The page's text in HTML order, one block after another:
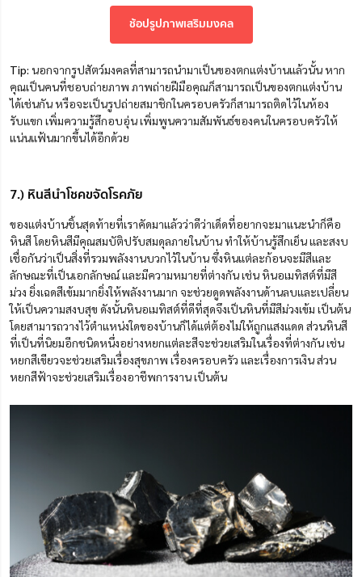
ช้อปรูปภาพเสริมมงคล
Tip: นอกจากรูปสัตว์มงคลที่สามารถนำมาเป็นของตกแต่งบ้านแล้วนั้น หาก
คุณเป็นคนที่ชอบถ่ายภาพ ภาพถ่ายฝีมือคุณก็สามารถเป็นของตกแต่งบ้าน
ได้เช่นกัน หรือจะเป็นรูปถ่ายสมาชิกในครอบครัวก็สามารถติดไว้ในห้อง
รับแขก เพิ่มความรู้สึกอบอุ่น เพิ่มพูนความสัมพันธ์ของคนในครอบครัวให้
แน่นแฟ้นมากขึ้นได้อีกด้วย
7.) หินสีนำโชคขจัดโรคภัย
ของแต่งบ้านชิ้นสุดท้ายที่เราคัดมาแล้วว่าดีว่าเด็ดที่อยากจะมาแนะนำก็คือ
หินสี โดยหินสีมีคุณสมบัติปรับสมดุลภายในบ้าน ทำให้บ้านรู้สึกเย็น และสงบ
เชื่อกันว่าเป็นสิ่งที่รวมพลังงานบวกไว้ในบ้าน ซึ่งหินแต่ละก้อนจะมีสีและ
ลักษณะที่เป็นเอกลักษณ์ และมีความหมายที่ต่างกัน เช่น หินอเมทิสต์ที่มีสี
ม่วง ยิ่งเฉดสีเข้มมากยิ่งให้พลังงานมาก จะช่วยดูดพลังงานด้านลบและเปลี่ยน
ให้เป็นความสงบสุข ดังนั้นหินอเมทิสต์ที่ดีที่สุดจึงเป็นหินที่มีสีม่วงเข้ม เป็นต้น
โดยสามารถวางไว้ตำแหน่งใดของบ้านก็ได้แต่ต้องไม่ให้ถูกแสงแดด ส่วนหินสี
ที่เป็นที่นิยมอีกชนิดหนึ่งอย่างหยกแต่ละสีจะช่วยเสริมในเรื่องที่ต่างกัน เช่น
หยกสีเขียวจะช่วยเสริมเรื่องสุขภาพ เรื่องครอบครัว และเรื่องการเงิน ส่วน
หยกสีฟ้าจะช่วยเสริมเรื่องอาชีพการงาน เป็นต้น